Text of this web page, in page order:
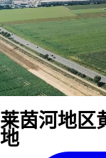
莱茵河地区
地